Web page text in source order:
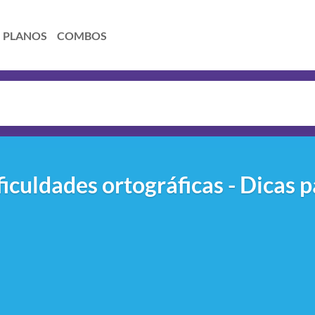
PLANOS COMBOS
ortográficas - Dicas